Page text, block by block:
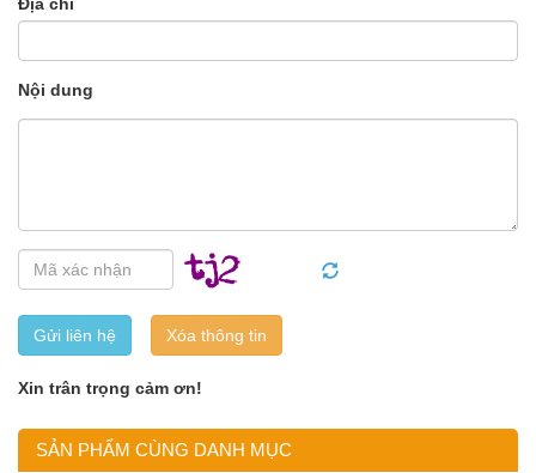
Nội dung
Gửi liên hệ
Xin trân trọng cảm ơn!
SẢN PHẨM CÙNG DANH MỤC